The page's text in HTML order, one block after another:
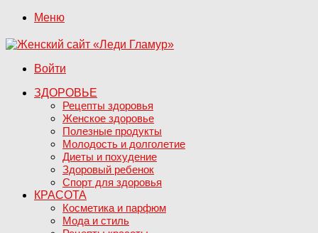
Меню
Войти
ЗДОРОВЬЕ
Рецепты здоровья
Женское здоровье
Полезные продукты
Молодость и долголетие
Диеты и похудение
Здоровый ребенок
Спорт для здоровья
КРАСОТА
Косметика и парфюм
Мода и стиль